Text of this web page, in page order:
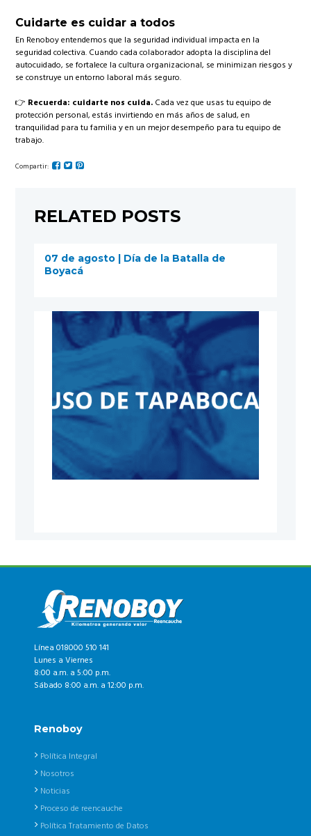
Cuidarte es cuidar a todos
En Renoboy entendemos que la seguridad individual impacta en la
seguridad colectiva. Cuando cada colaborador adopta la disciplina del
autocuidado, se fortalece la cultura organizacional, se minimizan riesgos y
se construye un entorno laboral más seguro.
👉 Recuerda: cuidarte nos cuida. Cada vez que usas tu equipo de
protección personal, estás invirtiendo en más años de salud, en
tranquilidad para tu familia y en un mejor desempeño para tu equipo de
trabajo.
Compartir:
RELATED POSTS
07 de agosto | Día de la Batalla de
Boyacá
Línea 018000 510 141
Lunes a Viernes
8:00 a.m. a 5:00 p.m.
Sábado 8:00 a.m. a 12:00 p.m.
Renoboy
Política Integral
Nosotros
Noticias
Proceso de reencauche
Política Tratamiento de Datos